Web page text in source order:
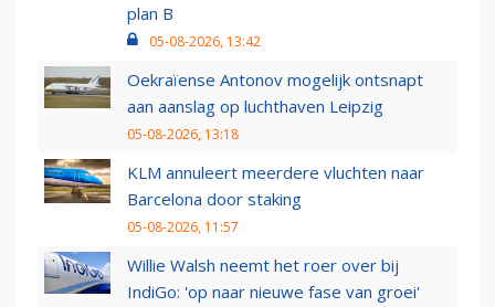
plan B
05-08-2026, 13:42
Oekraïense Antonov mogelijk ontsnapt
aan aanslag op luchthaven Leipzig
05-08-2026, 13:18
KLM annuleert meerdere vluchten naar
Barcelona door staking
05-08-2026, 11:57
Willie Walsh neemt het roer over bij
IndiGo: 'op naar nieuwe fase van groei'